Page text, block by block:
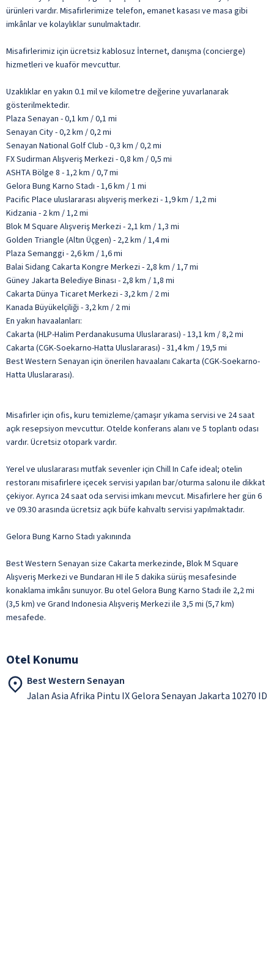
ürünleri vardır. Misafirlerimize telefon, emanet kasası ve masa gibi
imkânlar ve kolaylıklar sunulmaktadır.
Misafirlerimiz için ücretsiz kablosuz İnternet, danışma (concierge)
hizmetleri ve kuaför mevcuttur.
Uzaklıklar en yakın 0.1 mil ve kilometre değerine yuvarlanarak
gösterilmektedir.
Plaza Senayan - 0,1 km / 0,1 mi
Senayan City - 0,2 km / 0,2 mi
Senayan National Golf Club - 0,3 km / 0,2 mi
FX Sudirman Alışveriş Merkezi - 0,8 km / 0,5 mi
ASHTA Bölge 8 - 1,2 km / 0,7 mi
Gelora Bung Karno Stadı - 1,6 km / 1 mi
Pacific Place uluslararası alışveriş merkezi - 1,9 km / 1,2 mi
Kidzania - 2 km / 1,2 mi
Blok M Square Alışveriş Merkezi - 2,1 km / 1,3 mi
Golden Triangle (Altın Üçgen) - 2,2 km / 1,4 mi
Plaza Semanggi - 2,6 km / 1,6 mi
Balai Sidang Cakarta Kongre Merkezi - 2,8 km / 1,7 mi
Güney Jakarta Belediye Binası - 2,8 km / 1,8 mi
Cakarta Dünya Ticaret Merkezi - 3,2 km / 2 mi
Kanada Büyükelçiliği - 3,2 km / 2 mi
En yakın havaalanları:
Cakarta (HLP-Halim Perdanakusuma Uluslararası) - 13,1 km / 8,2 mi
Cakarta (CGK-Soekarno-Hatta Uluslararası) - 31,4 km / 19,5 mi
Best Western Senayan için önerilen havaalanı Cakarta (CGK-Soekarno-
Hatta Uluslararası).
Misafirler için ofis, kuru temizleme/çamaşır yıkama servisi ve 24 saat
açık resepsiyon mevcuttur. Otelde konferans alanı ve 5 toplantı odası
vardır. Ücretsiz otopark vardır.
Yerel ve uluslararası mutfak sevenler için Chill In Cafe ideal; otelin
restoranı misafirlere içecek servisi yapılan bar/oturma salonu ile dikkat
çekiyor. Ayrıca 24 saat oda servisi imkanı mevcut. Misafirlere her gün 6
ve 09.30 arasında ücretsiz açık büfe kahvaltı servisi yapılmaktadır.
Gelora Bung Karno Stadı yakınında
Best Western Senayan size Cakarta merkezinde, Blok M Square
Alışveriş Merkezi ve Bundaran HI ile 5 dakika sürüş mesafesinde
konaklama imkânı sunuyor. Bu otel Gelora Bung Karno Stadı ile 2,2 mi
(3,5 km) ve Grand Indonesia Alışveriş Merkezi ile 3,5 mi (5,7 km)
mesafede.
Otel Konumu
Best Western Senayan
Jalan Asia Afrika Pintu IX Gelora Senayan Jakarta 10270 ID